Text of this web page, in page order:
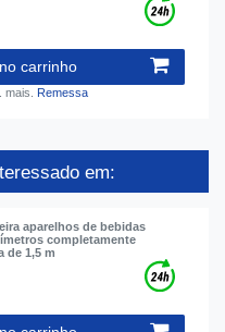
no carrinho
mais. Remessa
em:
aparelhos de bebidas
completamente
de 1,5 m